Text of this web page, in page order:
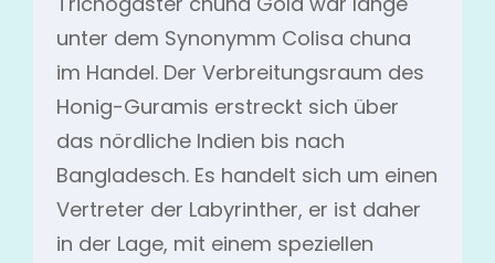
unter dem Synonymm Colisa chuna
im Handel. Der Verbreitungsraum des
Honig-Guramis erstreckt sich über
das nördliche Indien bis nach
Bangladesch. Es handelt sich um einen
Vertreter der Labyrinther, er ist daher
in der Lage, mit einem speziellen